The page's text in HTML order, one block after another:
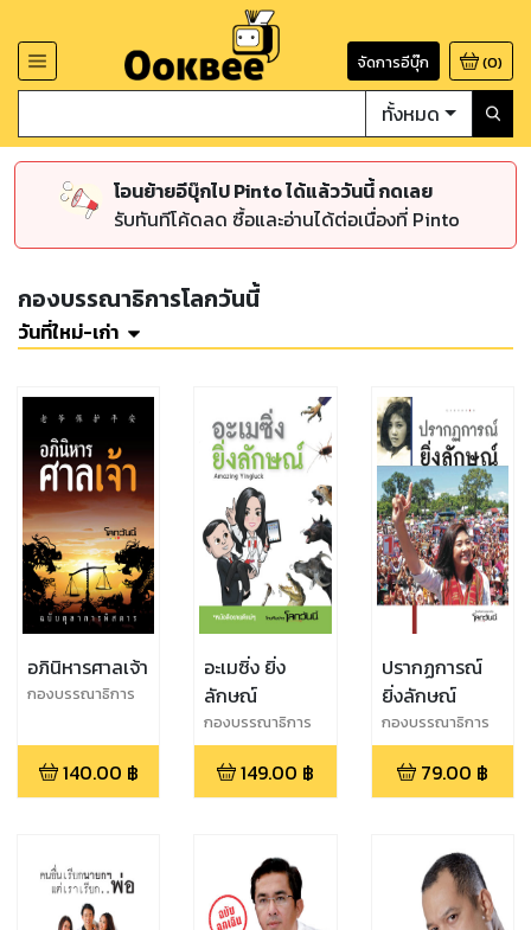
จัดการอีบุ๊ก (0)
ทั้งหมด
โอนย้ายอีบุ๊กไป Pinto ได้แล้ววันนี้ กดเลย
รับทันทีโค้ดลด ซื้อและอ่านได้ต่อเนื่องที่ Pinto
กองบรรณาธิการโลกวันนี้
วันที่ใหม่-เก่า
อภินิหารศาลเจ้า
กองบรรณาธิการ
140.00 ฿
อะเมซิ่ง ยิ่ง
ลักษณ์
กองบรรณาธิการ
โลกวันนี้
149.00 ฿
ปรากฏการณ์
ยิ่งลักษณ์
กองบรรณาธิการ
โลกวันนี้
79.00 ฿